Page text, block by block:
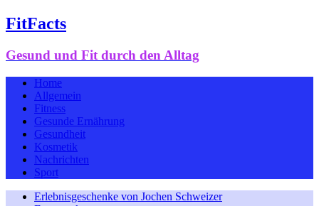
FitFacts
Gesund und Fit durch den Alltag
Home
Allgemein
Fitness
Gesunde Ernährung
Gesundheit
Kosmetik
Nachrichten
Sport
Erlebnisgeschenke von Jochen Schweizer